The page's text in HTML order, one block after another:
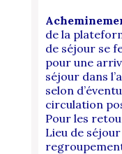
de la
de séjour se
pour une
séjour dans
selon
circulation
Pour les
Lieu de